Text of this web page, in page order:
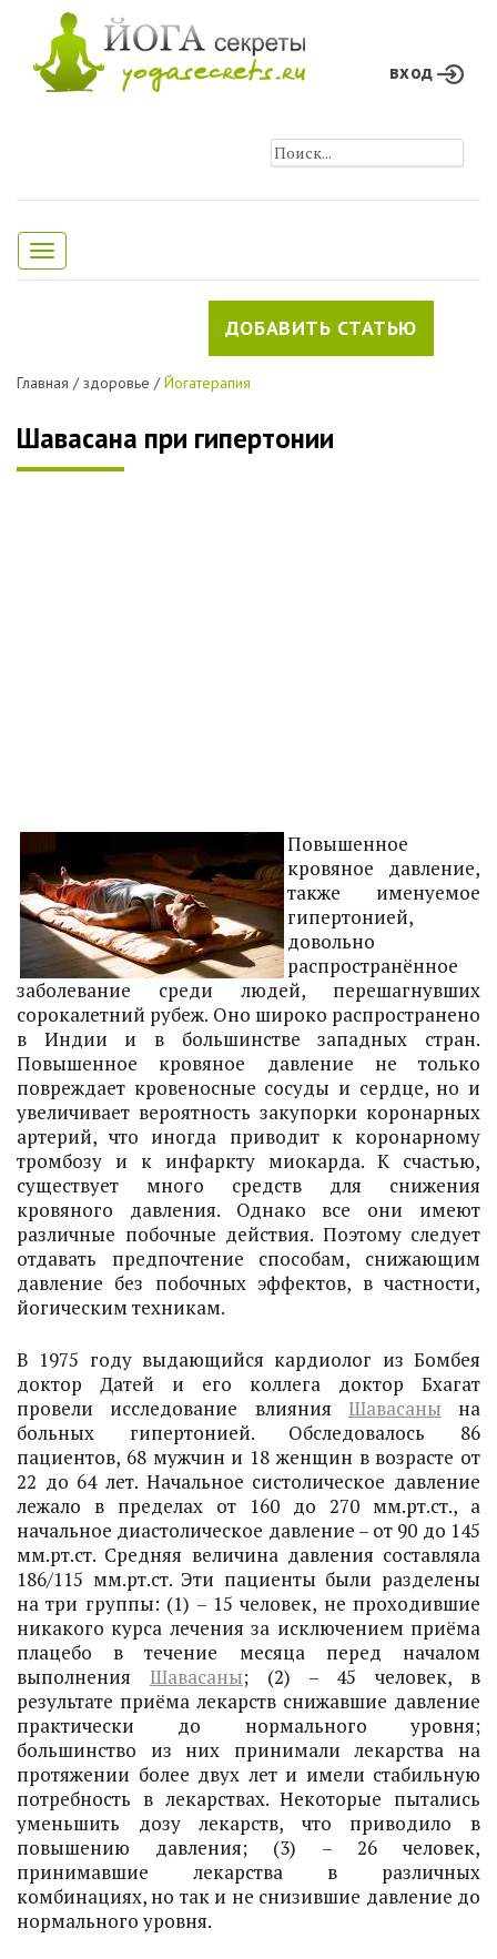
вход
Toggle
navigation
ДОБАВИТЬ СТАТЬЮ
Главная /здоровье /Йогатерапия
Шавасана при гипертонии
Повышенное
кровяное давление,
также именуемое
гипертонией,
довольно
распространённое
заболевание среди людей, перешагнувших
сорокалетний рубеж. Оно широко распространено
в Индии и в большинстве западных стран.
Повышенное кровяное давление не только
повреждает кровеносные сосуды и сердце, но и
увеличивает вероятность закупорки коронарных
артерий, что иногда приводит к коронарному
тромбозу и к инфаркту миокарда. К счастью,
существует много средств для снижения
кровяного давления. Однако все они имеют
различные побочные действия. Поэтому следует
отдавать предпочтение способам, снижающим
давление без побочных эффектов, в частности,
йогическим техникам.
В 1975 году выдающийся кардиолог из Бомбея
доктор Датей и его коллега доктор Бхагат
провели исследование влияния Шавасаны на
больных гипертонией. Обследовалось 86
пациентов, 68 мужчин и 18 женщин в возрасте от
22 до 64 лет. Начальное систолическое давление
лежало в пределах от 160 до 270 мм.рт.ст., а
начальное диастолическое давление – от 90 до 145
мм.рт.ст. Средняя величина давления составляла
186/115 мм.рт.ст. Эти пациенты были разделены
на три группы: (1) – 15 человек, не проходившие
никакого курса лечения за исключением приёма
плацебо в течение месяца перед началом
выполнения Шавасаны; (2) – 45 человек, в
результате приёма лекарств снижавшие давление
практически до нормального уровня;
большинство из них принимали лекарства на
протяжении более двух лет и имели стабильную
потребность в лекарствах. Некоторые пытались
уменьшить дозу лекарств, что приводило в
повышению давления; (3) – 26 человек,
принимавшие лекарства в различных
комбинациях, но так и не снизившие давление до
нормального уровня.